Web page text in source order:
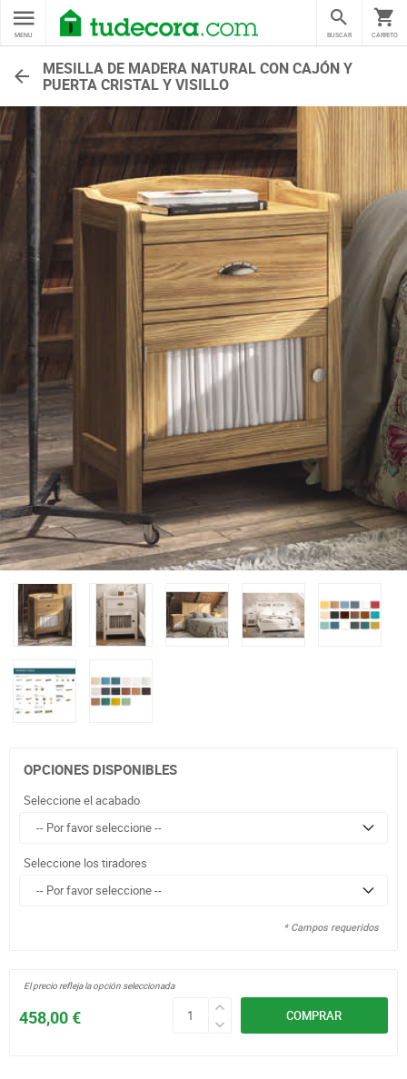
MENU CARRITO
BUSCAR
MESILLA DE MADERA NATURAL CON CAJÓN Y
PUERTA CRISTAL Y VISILLO
OPCIONES DISPONIBLES
Seleccione el acabado
Seleccione los tiradores
* Campos requeridos
COMPRAR
458,00 €
El precio refleja la opción seleccionada